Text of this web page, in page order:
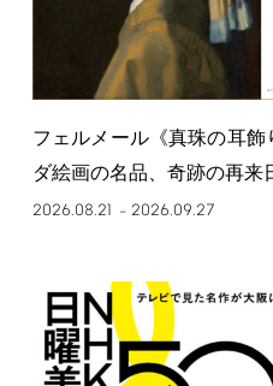
フェルメール《真珠の耳飾
ダ絵画の名品、奇跡の再来
2026.08.21 – 2026.09.27